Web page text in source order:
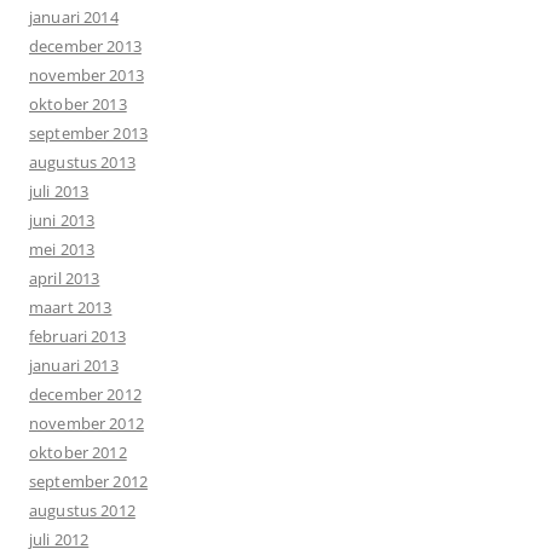
januari 2014
december 2013
november 2013
oktober 2013
september 2013
augustus 2013
juli 2013
juni 2013
mei 2013
april 2013
maart 2013
februari 2013
januari 2013
december 2012
november 2012
oktober 2012
september 2012
augustus 2012
juli 2012